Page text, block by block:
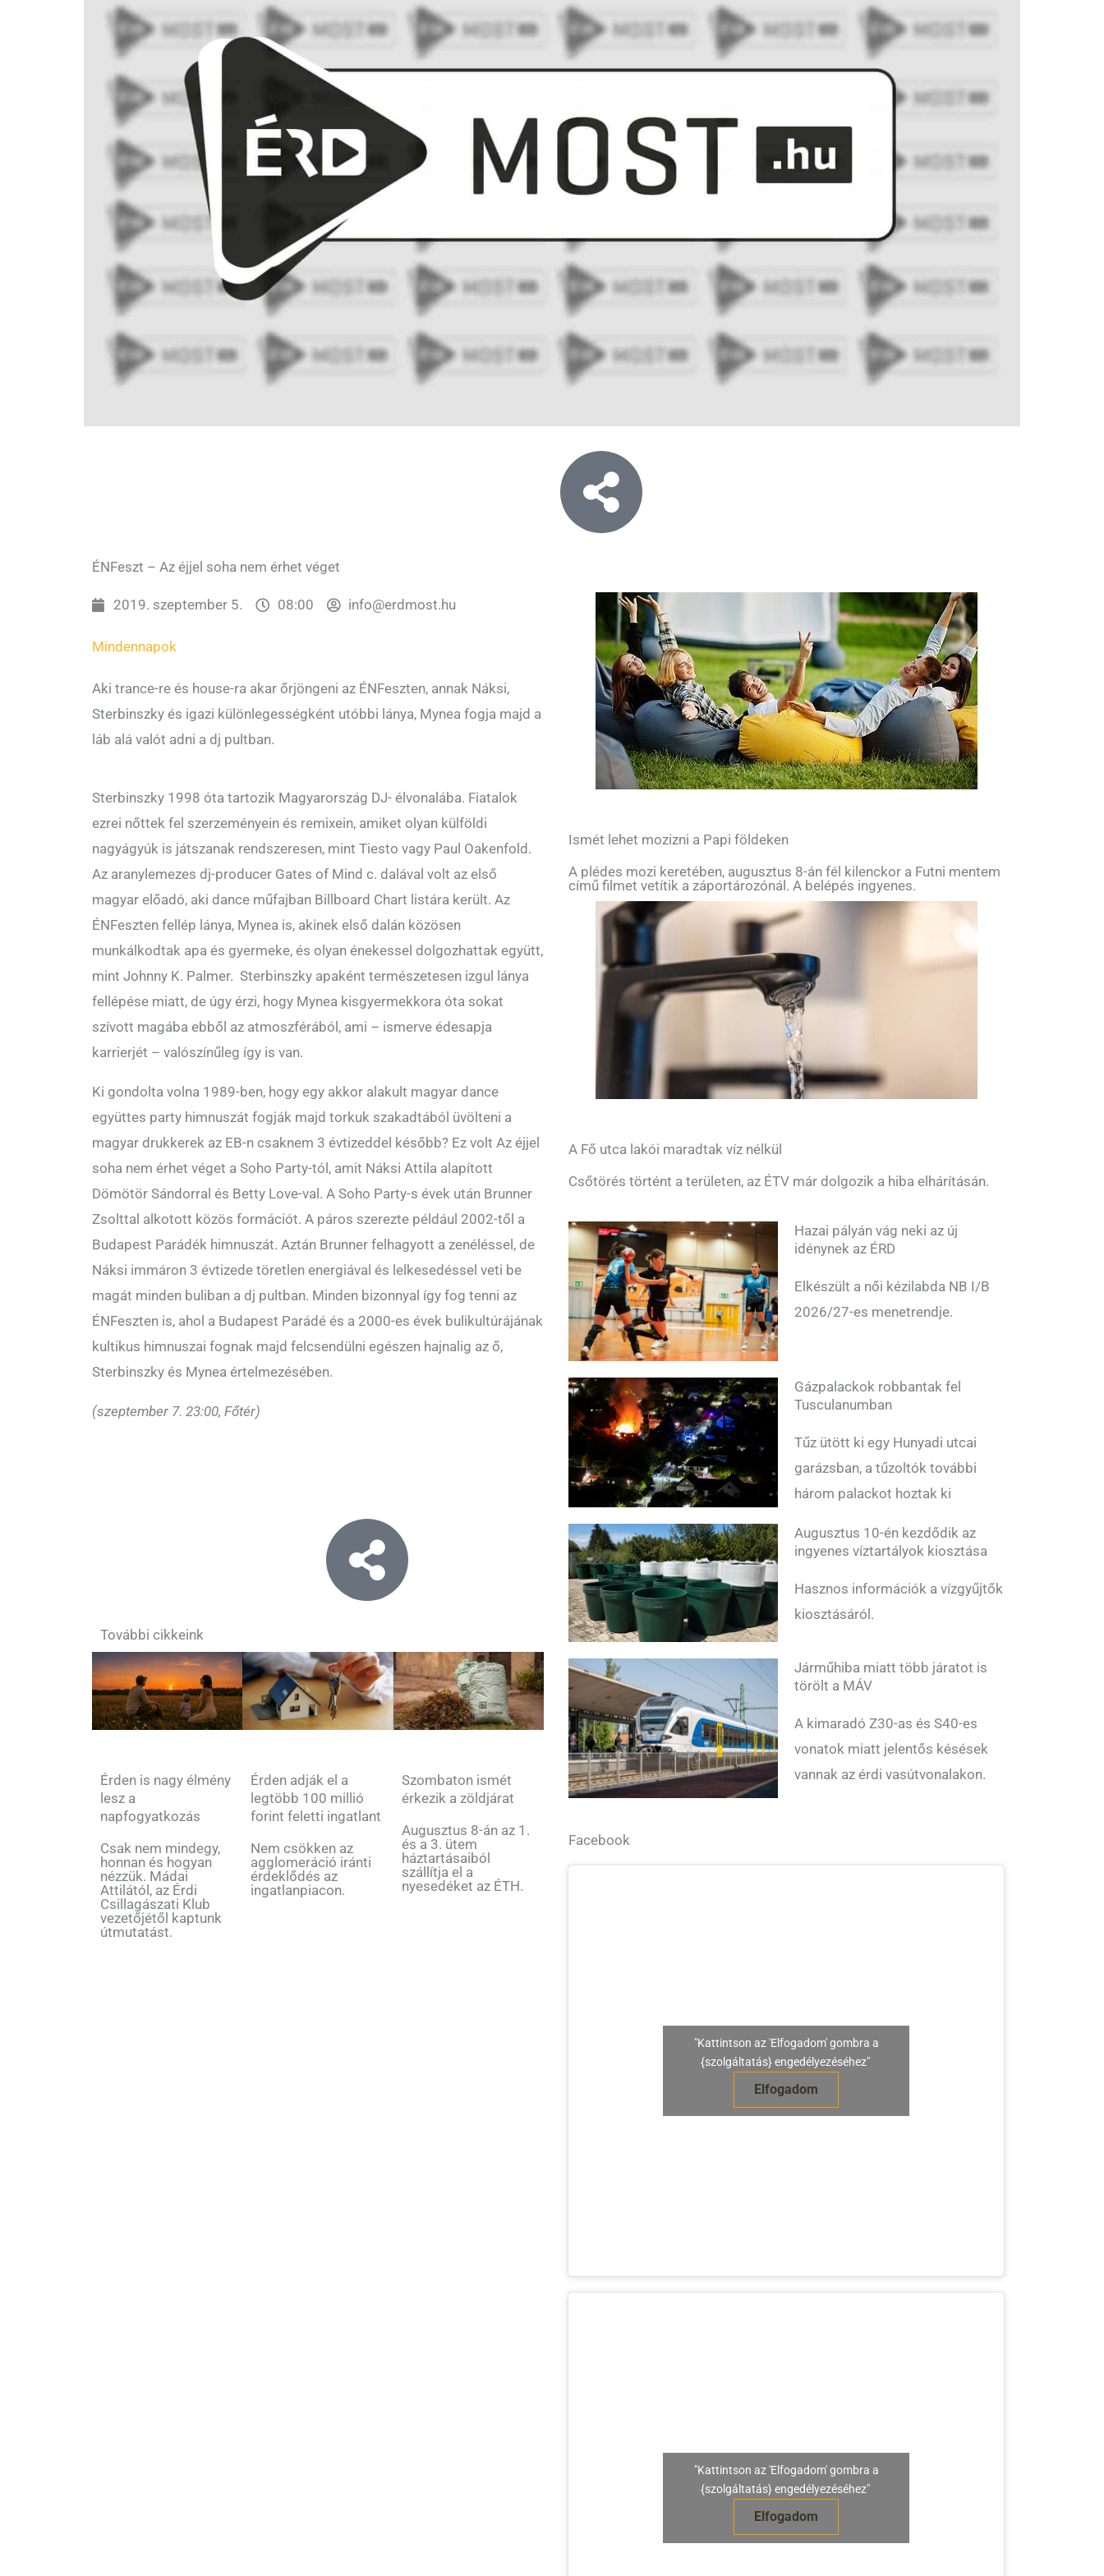
ÉNFeszt – Az éjjel soha nem érhet véget
2019. szeptember 5. 08:00 info@erdmost.hu
Mindennapok
Aki trance-re és house-ra akar őrjöngeni az ÉNFeszten, annak Náksi,
Sterbinszky és igazi különlegességként utóbbi lánya, Mynea fogja majd a
láb alá valót adni a dj pultban.
Sterbinszky 1998 óta tartozik Magyarország DJ- élvonalába. Fiatalok
ezrei nőttek fel szerzeményein és remixein, amiket olyan külföldi
nagyágyúk is játszanak rendszeresen, mint Tiesto vagy Paul Oakenfold.
Az aranylemezes dj-producer Gates of Mind c. dalával volt az első
magyar előadó, aki dance műfajban Billboard Chart listára került. Az
ÉNFeszten fellép lánya, Mynea is, akinek első dalán közösen
munkálkodtak apa és gyermeke, és olyan énekessel dolgozhattak együtt,
mint Johnny K. Palmer. Sterbinszky apaként természetesen izgul lánya
fellépése miatt, de úgy érzi, hogy Mynea kisgyermekkora óta sokat
szívott magába ebből az atmoszférából, ami – ismerve édesapja
karrierjét – valószínűleg így is van.
Ki gondolta volna 1989-ben, hogy egy akkor alakult magyar dance
együttes party himnuszát fogják majd torkuk szakadtából üvölteni a
magyar drukkerek az EB-n csaknem 3 évtizeddel később? Ez volt Az éjjel
soha nem érhet véget a Soho Party-tól, amit Náksi Attila alapított
Dömötör Sándorral és Betty Love-val. A Soho Party-s évek után Brunner
Zsolttal alkotott közös formációt. A páros szerezte például 2002-től a
Budapest Parádék himnuszát. Aztán Brunner felhagyott a zenéléssel, de
Náksi immáron 3 évtizede töretlen energiával és lelkesedéssel veti be
magát minden buliban a dj pultban. Minden bizonnyal így fog tenni az
ÉNFeszten is, ahol a Budapest Parádé és a 2000-es évek bulikultúrájának
kultikus himnuszai fognak majd felcsendülni egészen hajnalig az ő,
Sterbinszky és Mynea értelmezésében.
(szeptember 7. 23:00, Főtér)
További cikkeink
Érden is nagy élmény
lesz a
napfogyatkozás
Csak nem mindegy,
honnan és hogyan
nézzük. Mádai
Attilától, az Érdi
Csillagászati Klub
vezetőjétől kaptunk
útmutatást.
Érden adják el a
legtöbb 100 millió
forint feletti ingatlant
Nem csökken az
agglomeráció iránti
érdeklődés az
ingatlanpiacon.
Szombaton ismét
érkezik a zöldjárat
Augusztus 8-án az 1.
és a 3. ütem
háztartásaiból
szállítja el a
nyesedéket az ÉTH.
Ismét lehet mozizni a Papi földeken
A plédes mozi keretében, augusztus 8-án fél kilenckor a Futni mentem
című filmet vetítik a záportározónál. A belépés ingyenes.
A Fő utca lakói maradtak víz nélkül
Csőtörés történt a területen, az ÉTV már dolgozik a hiba elhárításán.
Hazai pályán vág neki az új
idénynek az ÉRD
Elkészült a női kézilabda NB I/B
2026/27-es menetrendje.
Gázpalackok robbantak fel
Tusculanumban
Tűz ütött ki egy Hunyadi utcai
garázsban, a tűzoltók további
három palackot hoztak ki
Augusztus 10-én kezdődik az
ingyenes víztartályok kiosztása
Hasznos információk a vízgyűjtők
kiosztásáról.
Járműhiba miatt több járatot is
törölt a MÁV
A kimaradó Z30-as és S40-es
vonatok miatt jelentős késések
vannak az érdi vasútvonalakon.
Facebook
"Kattintson az 'Elfogadom' gombra a
{szolgáltatás} engedélyezéséhez"
Elfogadom
"Kattintson az 'Elfogadom' gombra a
{szolgáltatás} engedélyezéséhez"
Elfogadom